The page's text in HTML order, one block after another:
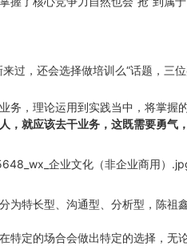
过，还会选择做培训么“话题，三位
务，理论运用到实践当中，将掌握
，就应该去干业务，这既需要勇气
为特长型、沟通型、分析型，陈祖
特定的场合会做出特定的选择，无